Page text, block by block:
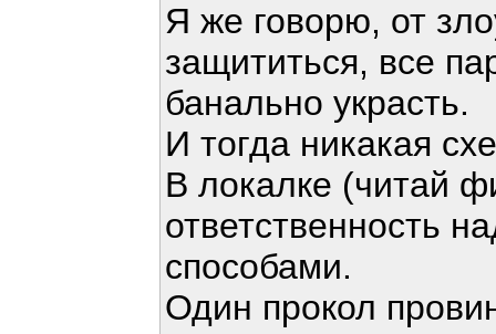
Я же говорю, от
защититься, все
банально украсть.
И тогда никакая
В локалке (читай
ответственность
способами.
Один прокол